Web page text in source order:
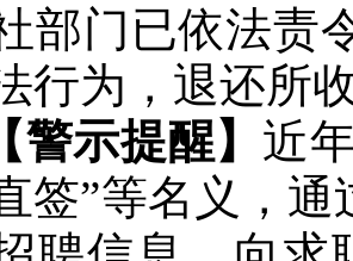
部门已依法责
行为 ， 退还所
【警示提醒】 近
签”等名义， 通